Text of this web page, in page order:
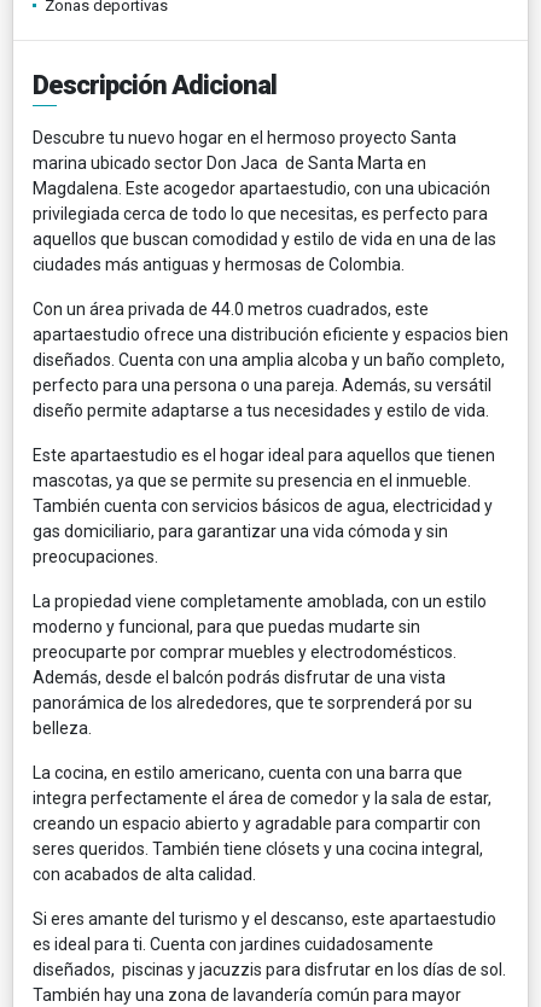
Zonas deportivas
Descripción Adicional
Descubre tu nuevo hogar en el hermoso proyecto Santa
marina ubicado sector Don Jaca de Santa Marta en
Magdalena. Este acogedor apartaestudio, con una ubicación
privilegiada cerca de todo lo que necesitas, es perfecto para
aquellos que buscan comodidad y estilo de vida en una de las
ciudades más antiguas y hermosas de Colombia.
Con un área privada de 44.0 metros cuadrados, este
apartaestudio ofrece una distribución eficiente y espacios bien
diseñados. Cuenta con una amplia alcoba y un baño completo,
perfecto para una persona o una pareja. Además, su versátil
diseño permite adaptarse a tus necesidades y estilo de vida.
Este apartaestudio es el hogar ideal para aquellos que tienen
mascotas, ya que se permite su presencia en el inmueble.
También cuenta con servicios básicos de agua, electricidad y
gas domiciliario, para garantizar una vida cómoda y sin
preocupaciones.
La propiedad viene completamente amoblada, con un estilo
moderno y funcional, para que puedas mudarte sin
preocuparte por comprar muebles y electrodomésticos.
Además, desde el balcón podrás disfrutar de una vista
panorámica de los alrededores, que te sorprenderá por su
belleza.
La cocina, en estilo americano, cuenta con una barra que
integra perfectamente el área de comedor y la sala de estar,
creando un espacio abierto y agradable para compartir con
seres queridos. También tiene clósets y una cocina integral,
con acabados de alta calidad.
Si eres amante del turismo y el descanso, este apartaestudio
es ideal para ti. Cuenta con jardines cuidadosamente
diseñados, piscinas y jacuzzis para disfrutar en los días de sol.
También hay una zona de lavandería común para mayor